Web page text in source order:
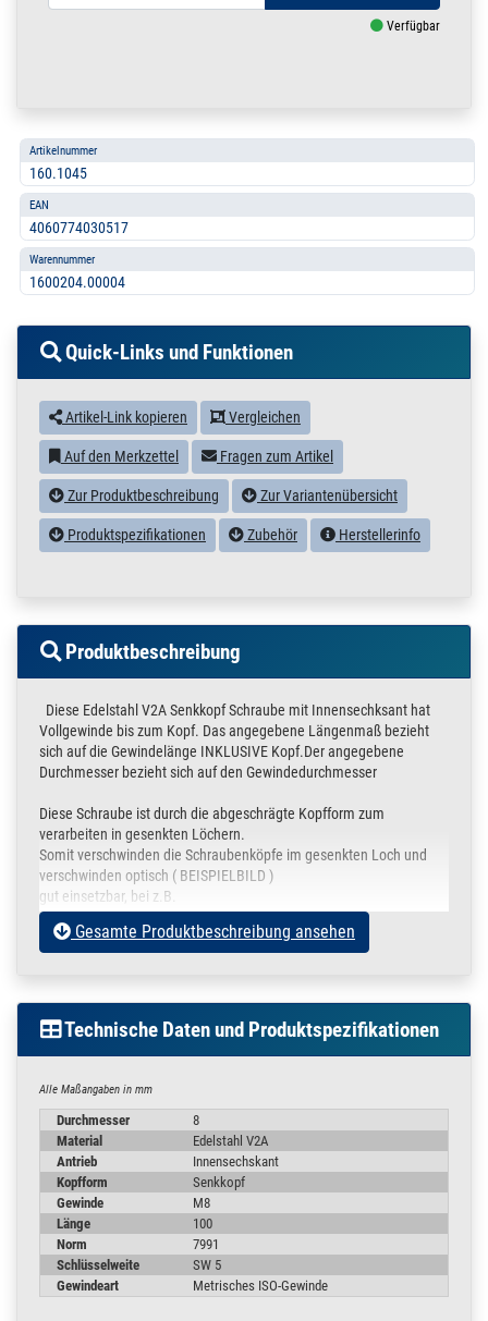
Verfügbar
Artikelnummer
160.1045
EAN
4060774030517
Warennummer
1600204.00004
Quick-Links und Funktionen
Artikel-Link kopieren Vergleichen
Auf den Merkzettel Fragen zum Artikel
Zur Produktbeschreibung Zur Variantenübersicht
Produktspezifikationen Zubehör Herstellerinfo
Produktbeschreibung
Diese Edelstahl V2A Senkkopf Schraube mit Innensechksant hat
Vollgewinde bis zum Kopf. Das angegebene Längenmaß bezieht
sich auf die Gewindelänge INKLUSIVE Kopf.Der angegebene
Durchmesser bezieht sich auf den Gewindedurchmesser
Diese Schraube ist durch die abgeschrägte Kopfform zum
verarbeiten in gesenkten Löchern.
Somit verschwinden die Schraubenköpfe im gesenkten Loch und
verschwinden optisch ( BEISPIELBILD )
gut einsetzbar, bei z.B.
Geländer
KFZ
Metallbau
Heizung Sanitär etc.
Gesamte Produktbeschreibung ansehen
Technische Daten und Produktspezifikationen
Alle Maßangaben in mm
Durchmesser
8
Material
Edelstahl V2A
Antrieb
Innensechskant
Kopfform
Senkkopf
Gewinde
M8
Länge
100
Norm
7991
Schlüsselweite
SW 5
Gewindeart
Metrisches ISO-Gewinde